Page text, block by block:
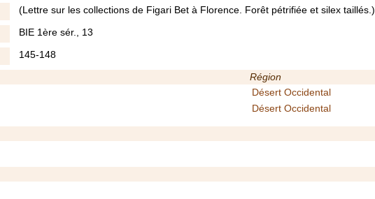
(Lettre sur les collections de Figari Bet à Florence. Forêt pétrifiée et silex taillés.)
BIE 1ère sér., 13
145-148
Région
Désert Occidental
Désert Occidental